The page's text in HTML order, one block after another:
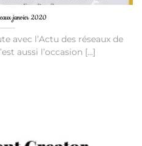
janvier 2020
avec l’Actu des réseaux de
aussi l’occasion [...]